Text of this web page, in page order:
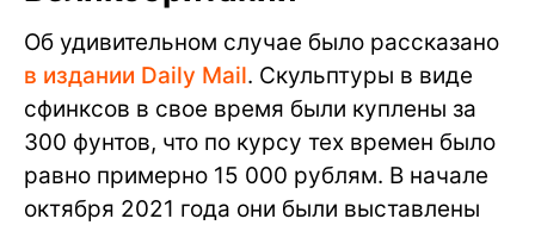
Об удивительном случае было рассказано
в издании Daily Mail. Скульптуры в виде
сфинксов в свое время были куплены за
300 фунтов, что по курсу тех времен было
равно примерно 15 000 рублям. В начале
октября 2021 года они были выставлены